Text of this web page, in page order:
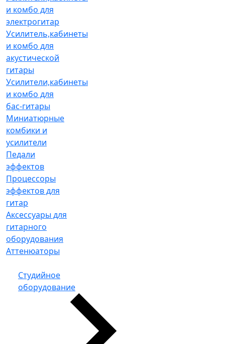
и комбо для
электрогитар
Усилитель,кабинеты
и комбо для
акустической
гитары
Усилители,кабинеты
и комбо для
бас-гитары
Миниатюрные
комбики и
усилители
Педали
эффектов
Процессоры
эффектов для
гитар
Аксессуары для
гитарного
оборудования
Аттенюаторы
Студийное
оборудование